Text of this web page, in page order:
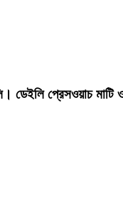
ডেইলি প্রেসওয়াচ মাটি